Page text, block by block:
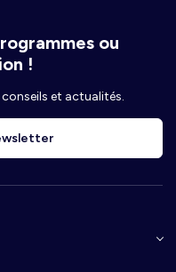
ou
!
et actualités.